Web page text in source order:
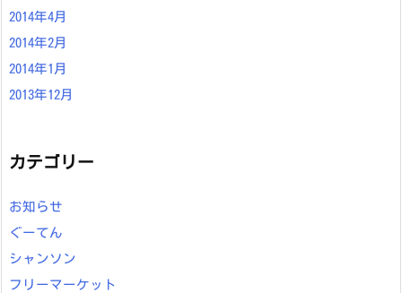
2014年4月
2014年2月
2014年1月
2013年12月
カテゴリー
お知らせ
ぐーてん
シャンソン
フリーマーケット